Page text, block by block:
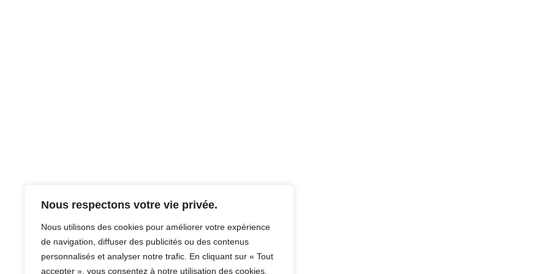
Nous respectons votre vie privée.
Nous utilisons des cookies pour améliorer votre expérience
de navigation, diffuser des publicités ou des contenus
personnalisés et analyser notre trafic. En cliquant sur « Tout
accepter », vous consentez à notre utilisation des cookies.